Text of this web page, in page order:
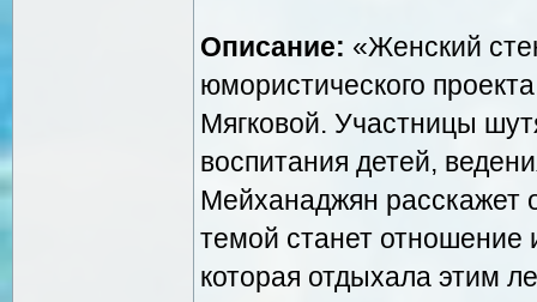
Описание: «Женский
юмористического
Мягковой. Участницы
воспитания детей,
Мейханаджян расскажет
темой станет
которая отдыхала этим